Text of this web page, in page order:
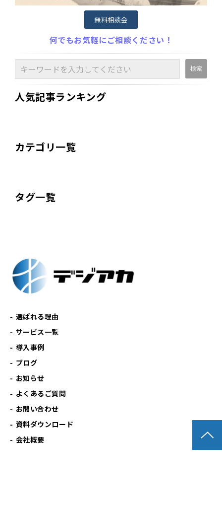
無料相談会
何でもお気軽にご相談ください！
人気記事ランキング
カテゴリ一覧
タグ一覧
選ばれる理由
サービス一覧
導入事例
ブログ
お知らせ
よくあるご質問
お問い合わせ
資料ダウンロード
会社概要